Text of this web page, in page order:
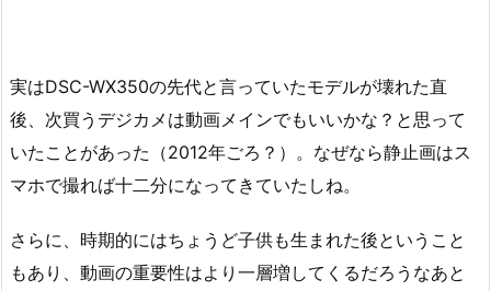
実はDSC-WX350の先代と言っていたモデルが壊れた直
後、次買うデジカメは動画メインでもいいかな？と思って
いたことがあった（2012年ごろ？）。なぜなら静止画はス
マホで撮れば十二分になってきていたしね。
さらに、時期的にはちょうど子供も生まれた後ということ
もあり、動画の重要性はより一層増してくるだろうなあと